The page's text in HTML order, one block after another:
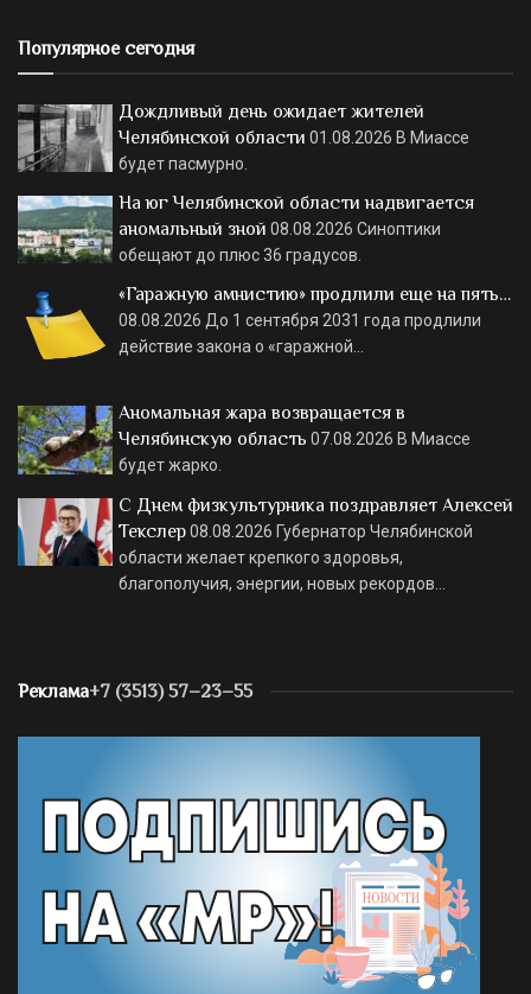
Популярное сегодня
Дождливый день ожидает жителей
Челябинской области 01.08.2026 В Миассе
будет пасмурно.
На юг Челябинской области надвигается
аномальный зной 08.08.2026 Синоптики
обещают до плюс 36 градусов.
«Гаражную амнистию» продлили еще на пять…
08.08.2026 До 1 сентября 2031 года продлили
действие закона о «гаражной…
Аномальная жара возвращается в
Челябинскую область 07.08.2026 В Миассе
будет жарко.
С Днем физкультурника поздравляет Алексей
Текслер08.08.2026 Губернатор Челябинской
области желает крепкого здоровья,
благополучия, энергии, новых рекордов…
Реклама+7 (3513) 57–23–55